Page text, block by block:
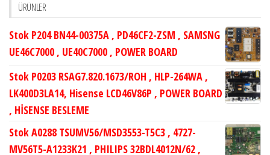
ÜRÜNLER
Stok P204 BN44-00375A , PD46CF2-ZSM , SAMSNG
UE46C7000 , UE40C7000 , POWER BOARD
Stok P0203 RSAG7.820.1673/ROH , HLP-264WA ,
LK400D3LA14, Hisense LCD46V86P , POWER BOARD
, HİSENSE BESLEME
Stok A0288 TSUMV56/MSD3553-T5C3 , 4727-
MV56T5-A1233K21 , PHILIPS 32BDL4012N/62 ,